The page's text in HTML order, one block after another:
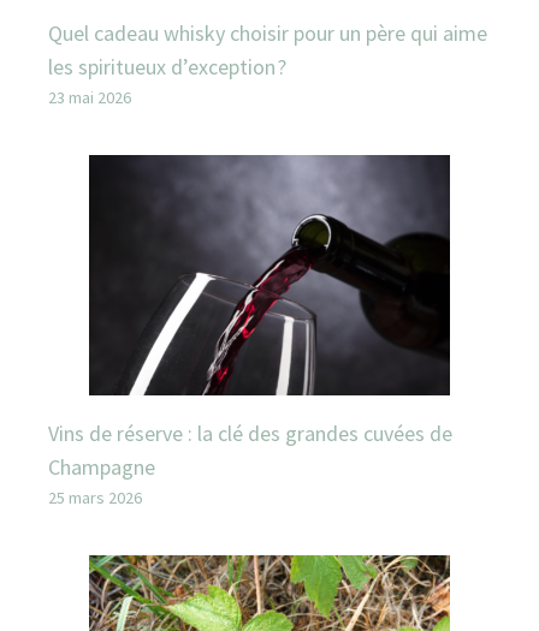
Quel cadeau whisky choisir pour un père qui aime
les spiritueux d’exception ?
23 mai 2026
Vins de réserve : la clé des grandes cuvées de
Champagne
25 mars 2026